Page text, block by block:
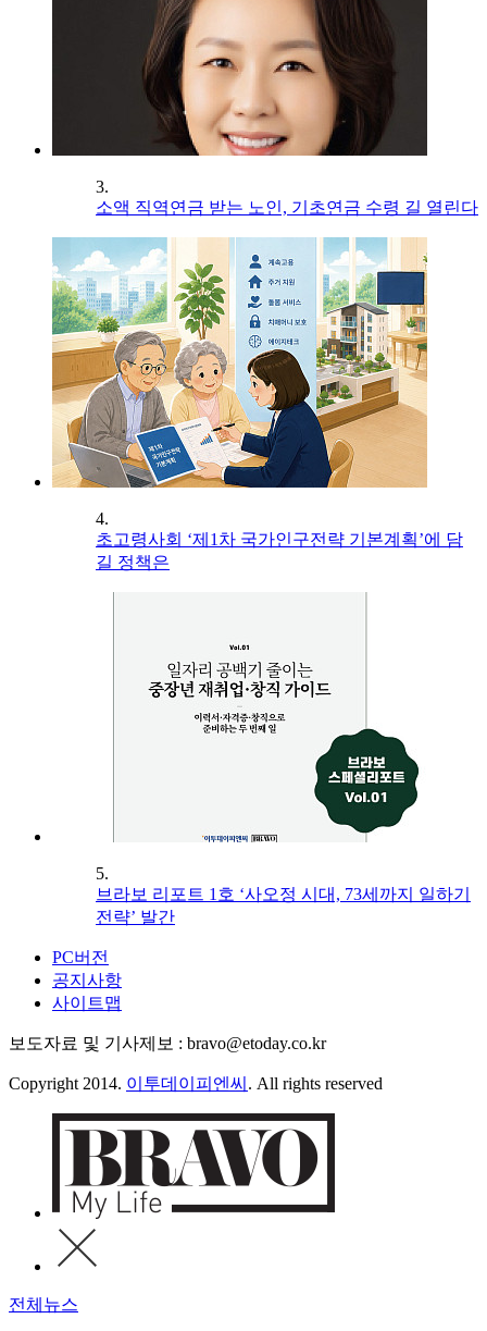
3.
소액 직역연금 받는 노인, 기초연금 수령 길 열린다
4.
초고령사회 ‘제1차 국가인구전략 기본계획’에 담
길 정책은
5.
브라보 리포트 1호 ‘사오정 시대, 73세까지 일하기
전략’ 발간
PC버전
공지사항
사이트맵
보도자료 및 기사제보 : bravo@etoday.co.kr
Copyright 2014. 이투데이피엔씨 . All rights reserved
전체뉴스